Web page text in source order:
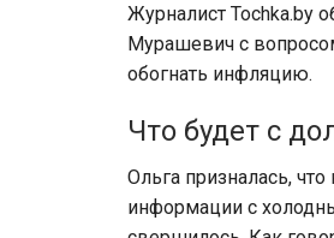
Журналист Tochka.by
Мурашевич с
обогнать инфляцию.
Что будет с
Ольга призналась,
информации с